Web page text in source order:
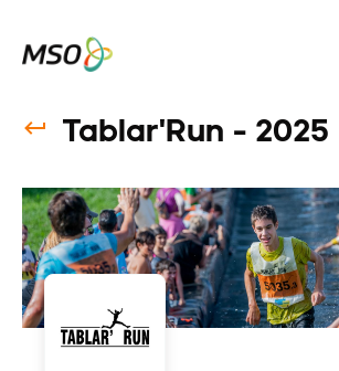
Tablar'Run - 2025